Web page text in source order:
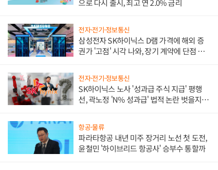
으로 다시 출시, 최고 연 2.0% 금리
전자·전기·정보통신
삼성전자 SK하이닉스 D램 가격에 해외 증
권가 '고점' 시각 나와, 장기 계약에 단점 부
전자·전기·정보통신
SK하이닉스 노사 '성과급 주식 지급' 평행
선, 곽노정 'N% 성과급' 법적 논란 벗을지 주
항공·물류
파라타항공 내년 미주 장거리 노선 첫 도전,
윤철민 '하이브리드 항공사' 승부수 통할까